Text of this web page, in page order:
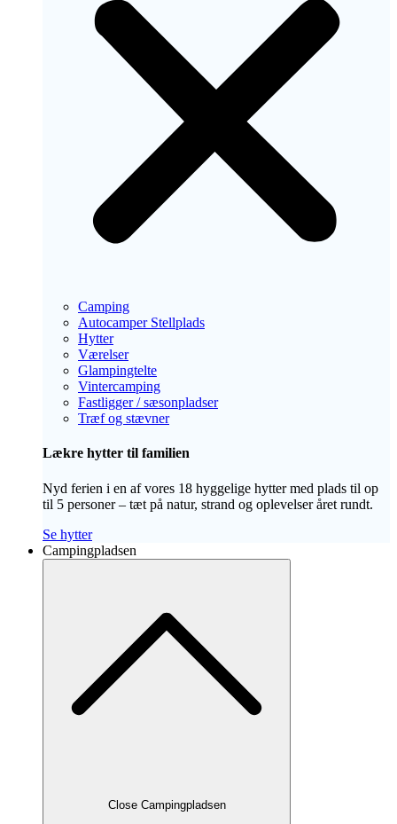
Camping
Autocamper Stellplads
Hytter
Værelser
Glampingtelte
Vintercamping
Fastligger / sæsonpladser
Træf og stævner
Lækre hytter til familien
Nyd ferien i en af vores 18 hyggelige hytter med plads til op
til 5 personer – tæt på natur, strand og oplevelser året rundt.
Se hytter
Campingpladsen
Close Campingpladsen